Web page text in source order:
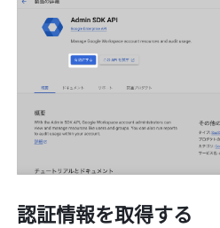
認証情報を取得する